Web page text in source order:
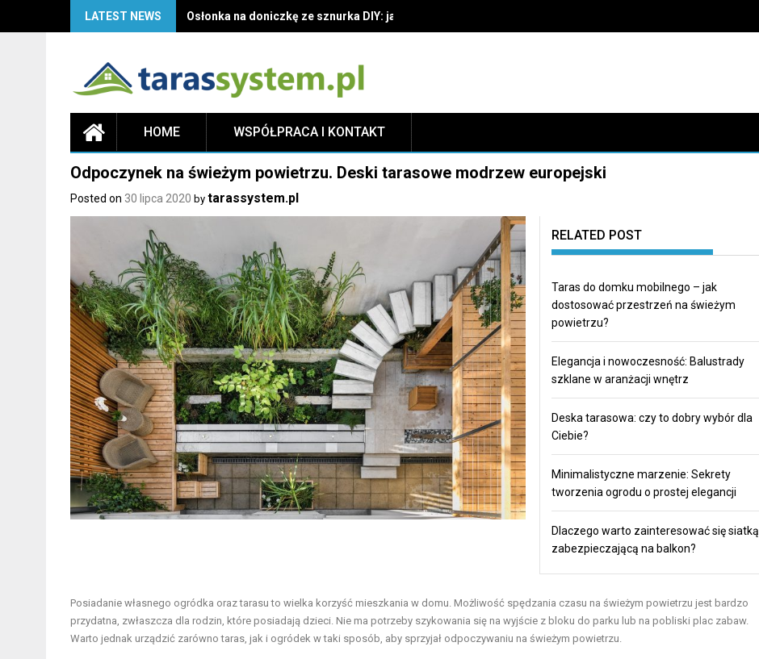
LATEST NEWS Osłonka na doniczkę ze sznurka DIY: jak wybrać materiały i techniki, by cieszyć się trwałą dekoracją
HOME WSPÓŁPRACA I KONTAKT
Odpoczynek na świeżym powietrzu. Deski tarasowe modrzew europejski
Posted on 30 lipca 2020 by tarassystem.pl
RELATED POST
Taras do domku mobilnego – jak
dostosować przestrzeń na świeżym
powietrzu?
Elegancja i nowoczesność: Balustrady
szklane w aranżacji wnętrz
Deska tarasowa: czy to dobry wybór dla
Ciebie?
Minimalistyczne marzenie: Sekrety
tworzenia ogrodu o prostej elegancji
Dlaczego warto zainteresować się siatką
zabezpieczającą na balkon?
Posiadanie własnego ogródka oraz tarasu to wielka korzyść mieszkania w domu. Możliwość spędzania czasu na świeżym powietrzu jest bardzo
przydatna, zwłaszcza dla rodzin, które posiadają dzieci. Nie ma potrzeby szykowania się na wyjście z bloku do parku lub na pobliski plac zabaw.
Warto jednak urządzić zarówno taras, jak i ogródek w taki sposób, aby sprzyjał odpoczywaniu na świeżym powietrzu.